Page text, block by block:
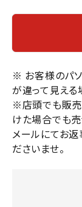
※ お客様のパ
が違って見える
※店頭でも販売
けた場合でも売
メールにてお返
ださいませ。